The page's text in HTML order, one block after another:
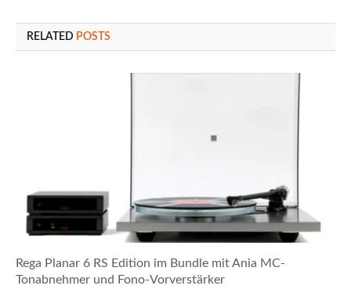
RELATED POSTS
Rega Planar 6 RS Edition im Bundle mit Ania MC-
Tonabnehmer und Fono-Vorverstärker